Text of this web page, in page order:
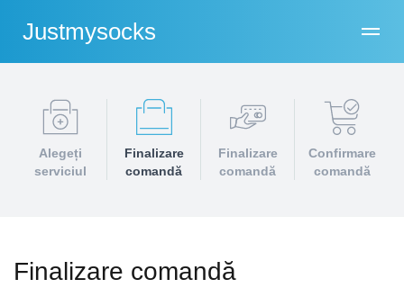
Justmysocks
Alegeți
serviciul
Finalizare
comandă
Finalizare
comandă
Confirmare
comandă
Finalizare comandă